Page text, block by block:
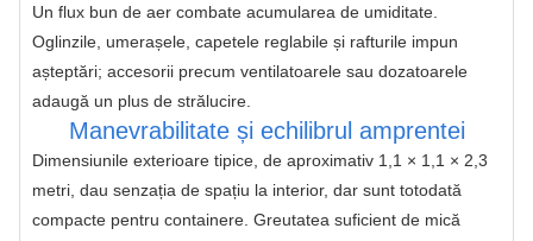
Un flux bun de aer combate acumularea de umiditate.
Oglinzile, umerașele, capetele reglabile și rafturile impun
așteptări; accesorii precum ventilatoarele sau dozatoarele
adaugă un plus de strălucire.
Manevrabilitate și echilibrul amprentei
Dimensiunile exterioare tipice, de aproximativ 1,1 × 1,1 × 2,3
metri, dau senzația de spațiu la interior, dar sunt totodată
compacte pentru containere. Greutatea suficient de mică